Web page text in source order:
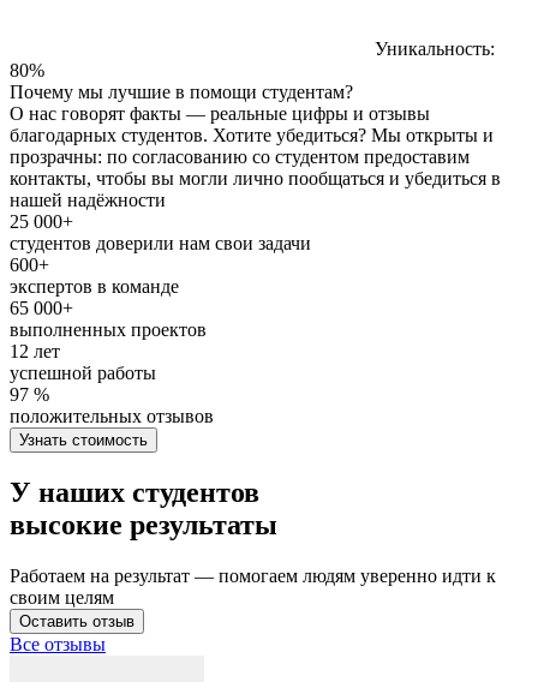
Уникальность:
80%
Почему мы лучшие в помощи студентам?
О нас говорят факты — реальные цифры и отзывы
благодарных студентов. Хотите убедиться? Мы открыты и
прозрачны: по согласованию со студентом предоставим
контакты, чтобы вы могли лично пообщаться и убедиться в
нашей надёжности
25 000+
студентов доверили нам свои задачи
600+
экспертов в команде
65 000+
выполненных проектов
12 лет
успешной работы
97 %
положительных отзывов
Узнать стоимость
У наших студентов
высокие результаты
Работаем на результат — помогаем людям уверенно идти к
своим целям
Оставить отзыв
Все отзывы